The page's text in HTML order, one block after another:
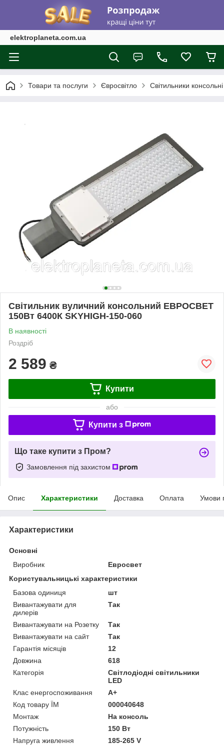
elektroplaneta.com.ua
Товари та послуги Євросвітло Світильники
Світильник вуличний консольний ЕВРОСВЕТ
150Вт 6400К SKYHIGH-150-060
В наявності
Роздріб
2 589 ₴
Купити
або
Купити з
Що таке купити з Пром?
Замовлення під захистом
Опис Характеристики Доставка Оплата Умови
Характеристики
Основні
Виробник
Евросвет
Користувальницькі характеристики
Базова одиниця
шт
Вивантажувати для
дилерів
Так
Вивантажувати на Розетку
Так
Вивантажувати на сайт
Так
Гарантія місяців
12
Довжина
618
Категорія
Світлодіодні світильники
LED
Клас енергоспоживання
A+
Код товару ЇМ
000040648
Монтаж
На консоль
Потужність
150 Вт
Напруга живлення
185-265 V